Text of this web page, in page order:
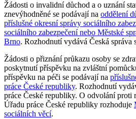
Žádosti o invalidní důchod a o uznání
znevýhodněné se podávají na oddělení
příslušné okresní správy sociálního
sociálního zabezpečení nebo Městské
Brno. Rozhodnutí vydává Česká správa
Žádosti o přiznání průkazu osoby se
poskytnutí příspěvku na zvláštní
příspěvku na péči se podávají na
práce České republiky. Rozhodnutí
práce České republiky. O odvolání proti
Úřadu práce České republiky rozhoduje
sociálních věcí.